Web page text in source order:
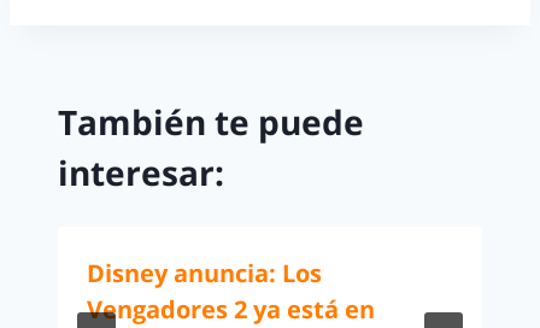
También te puede
interesar:
Disney anuncia: Los
Vengadores 2 ya está en